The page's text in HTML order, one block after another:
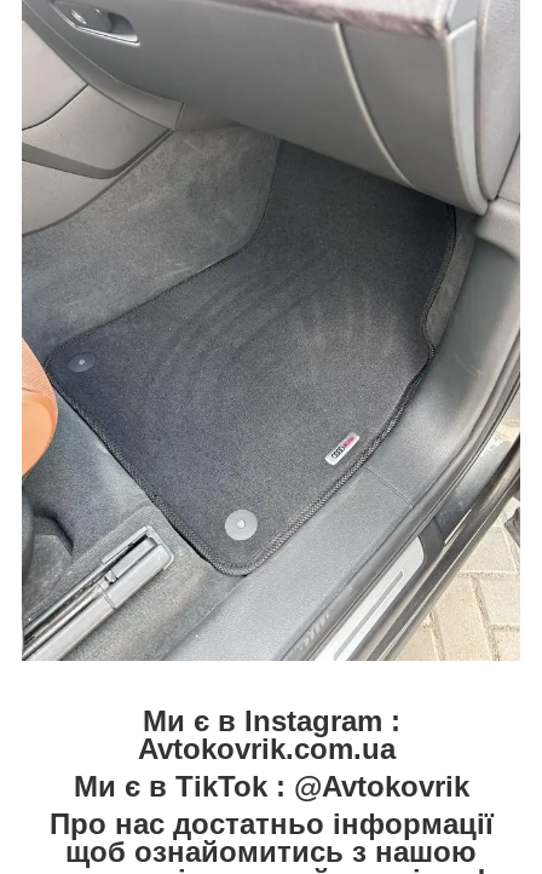
Ми є в Instagram :
Avtokovrik.com.ua
Ми є в TikTok : @Avtokovrik
Про нас достатньо інформації
щоб ознайомитись з нашою